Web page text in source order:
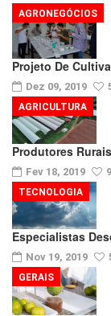
Projeto De
Dez 09, 2019
AGRONEGÓCIOS
Produtores
Fev 18, 2019
AGRICULTURA
Especialistas
Nov 19, 2019
TECNOLOGIA
GERAIS